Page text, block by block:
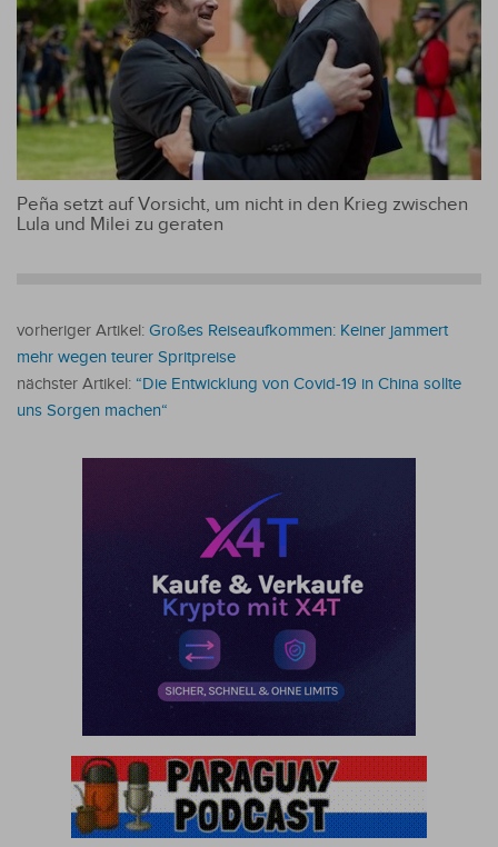
Peña setzt auf Vorsicht, um nicht in den Krieg zwischen
Lula und Milei zu geraten
vorheriger Artikel: Großes Reiseaufkommen: Keiner jammert
mehr wegen teurer Spritpreise
nächster Artikel: “Die Entwicklung von Covid-19 in China sollte
uns Sorgen machen“